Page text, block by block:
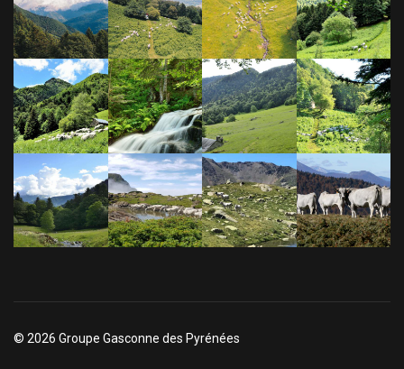
© 2026 Groupe Gasconne des Pyrénées